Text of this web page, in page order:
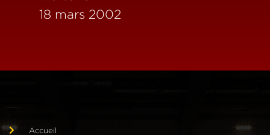
18 mars 2002
Accueil